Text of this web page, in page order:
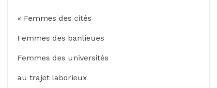
« Femmes des cités
Femmes des banlieues
Femmes des universités
au trajet laborieux